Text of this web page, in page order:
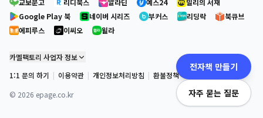
교보문고
리디북스 알라딘 예스24
밀리의 서재
Google Play 북
네이버 시리즈 부커스 리딩락
북큐브
에피루스
이씨오 윌라
카멜팩토리 사업자 정보
1:1 문의 하기 | 이용약관 | 개인정보처리방침 | 환불정책
© 2026 epage.co.kr
전자책 만들기
자주 묻는 질문